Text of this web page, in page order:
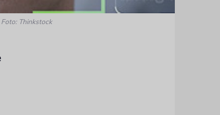
Foto: Thinkstock